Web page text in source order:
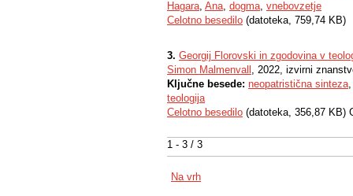
1 - 3 / 3
Hagara, Ana, dogma, vnebovzetje
Celotno besedilo (datoteka, 759,74 KB)
3. Georgij Florovski in zgodovina v
Simon Malmenvall , 2022, izvirni
Ključne besede: neopatristična sinteza
teologija
Celotno besedilo (datoteka, 356,87 KB)
Na vrh